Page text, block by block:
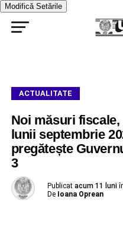
Modifică Setările
ACTUALITATE
Noi măsuri
lunii septembrie
pregătește
3
Publicat acum 11 luni
De Ioana Oprean